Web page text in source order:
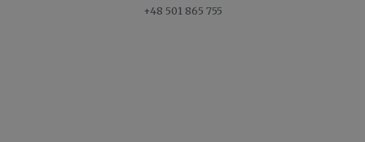
+48 501 865 755